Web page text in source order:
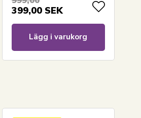
399,00 SEK
Lägg i varukorg